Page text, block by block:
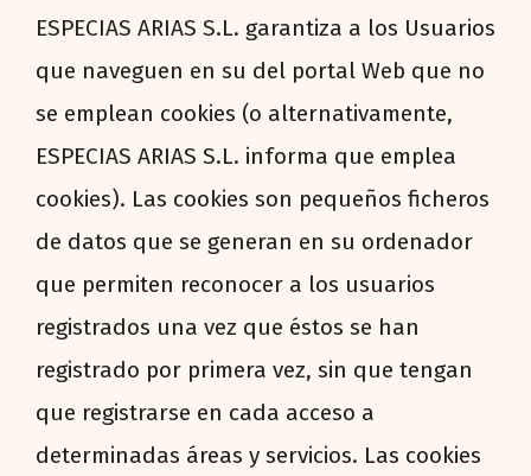
ESPECIAS ARIAS S.L. garantiza a los Usuarios
que naveguen en su del portal Web que no
se emplean cookies (o alternativamente,
ESPECIAS ARIAS S.L. informa que emplea
cookies). Las cookies son pequeños ficheros
de datos que se generan en su ordenador
que permiten reconocer a los usuarios
registrados una vez que éstos se han
registrado por primera vez, sin que tengan
que registrarse en cada acceso a
determinadas áreas y servicios. Las cookies